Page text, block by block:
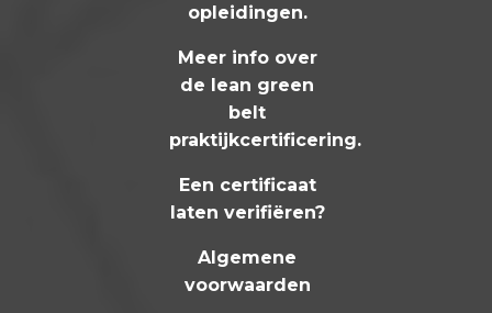
opleidingen.
Meer info over
de lean green
belt
praktijkcertificering.
Een certificaat
laten verifiëren?
Algemene
voorwaarden